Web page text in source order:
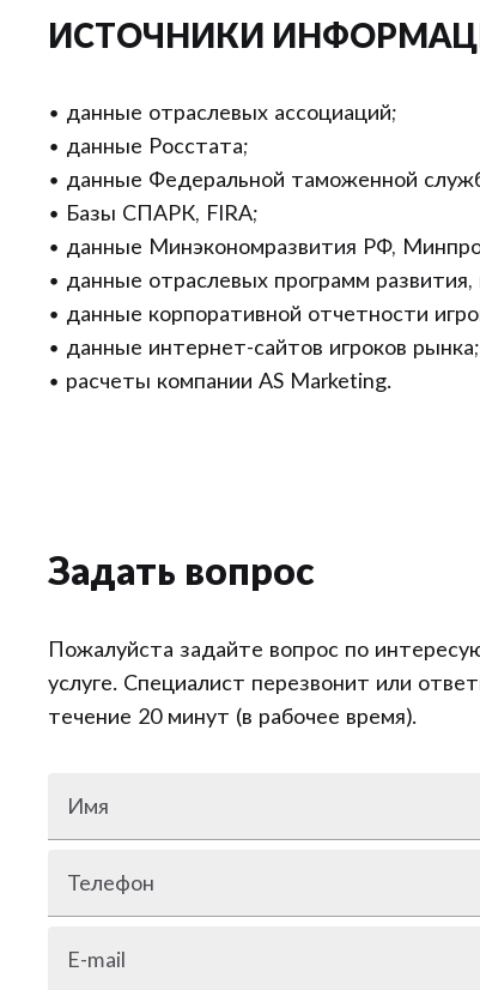
ИСТОЧНИКИ
• данные отраслевых ассоциаций;
• данные Росстата;
• данные Федеральной таможенной
• Базы СПАРК, FIRA;
• данные Минэкономразвития РФ,
• данные отраслевых программ
• данные корпоративной отчетности
• данные интернет-сайтов игроков рынка;
• расчеты компании AS Marketing.
Задать вопрос
Пожалуйста задайте вопрос по
услуге. Специалист перезвонит или
течение 20 минут (в рабочее время).
Имя
Телефон
E-mail